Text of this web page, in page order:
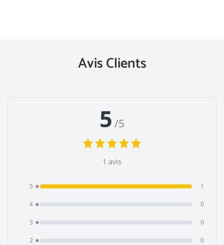
Avis Clients
5 /5
1 avis
5 ★ 1
4 ★ 0
3 ★ 0
2 ★ 0